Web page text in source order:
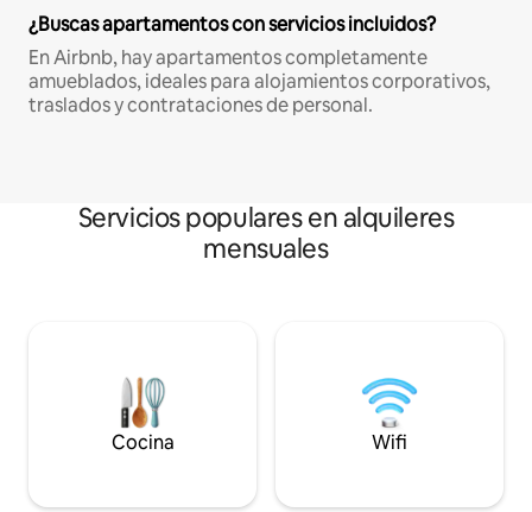
¿Buscas apartamentos con servicios incluidos?
En Airbnb, hay apartamentos completamente
amueblados, ideales para alojamientos corporativos,
traslados y contrataciones de personal.
Servicios populares en alquileres
mensuales
Cocina Wifi